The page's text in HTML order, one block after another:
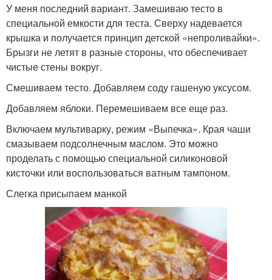
У меня последний вариант. Замешиваю тесто в
специальной емкости для теста. Сверху надевается
крышка и получается принцип детской «непроливайки».
Брызги не летят в разные стороны, что обеспечивает
чистые стены вокруг.
Смешиваем тесто. Добавляем соду гашеную уксусом.
Добавляем яблоки. Перемешиваем все еще раз.
Включаем мультиварку, режим «Выпечка». Края чаши
смазываем подсолнечным маслом. Это можно
проделать с помощью специальной силиконовой
кисточки или воспользоваться ватным тампоном.
Слегка присыпаем манкой